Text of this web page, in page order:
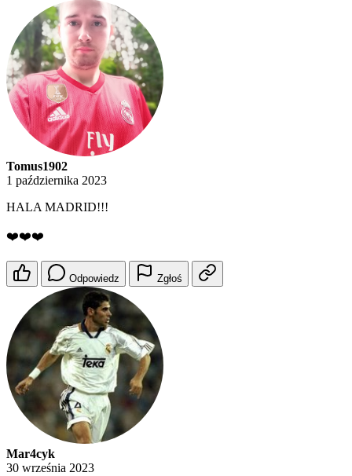
Tomus1902
1 października 2023
HALA MADRID!!!
❤️❤️❤️
Odpowiedz Zgłoś
Mar4cyk
30 września 2023